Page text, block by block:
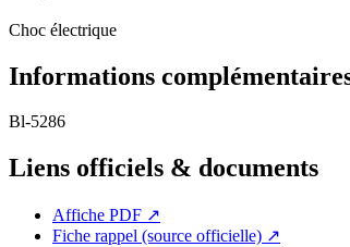
Choc électrique
Informations
Bl-5286
Liens officiels & documents
Affiche PDF ↗
Fiche rappel (source officielle) ↗